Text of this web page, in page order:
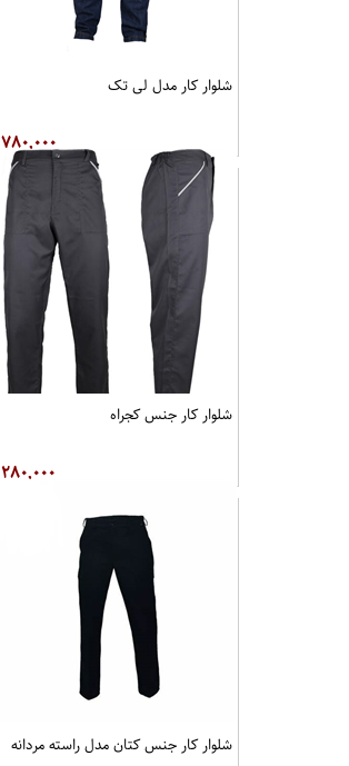
شلوار کار مدل لی تک
۷۸۰,۰۰۰
شلوار کار جنس کجراه
۲۸۰,۰۰۰
شلوار کار جنس کتان مدل راسته مردانه